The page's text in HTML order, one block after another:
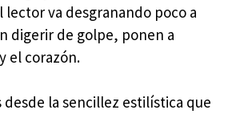
lector va desgranando poco a
digerir de golpe, ponen a
el corazón.
desde la sencillez estilística que